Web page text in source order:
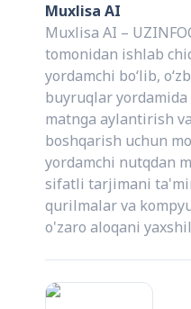
Muxlisa AI
Muxlisa AI –
tomonidan ishlab
yordamchi bo‘lib,
buyruqlar yordamida
matnga aylantirish
boshqarish uchun
yordamchi nutqdan
sifatli tarjimani
qurilmalar va
o'zaro aloqani